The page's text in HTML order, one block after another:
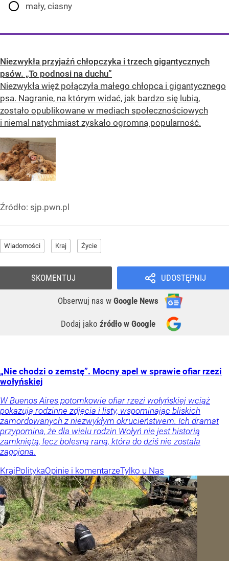
mały, ciasny
Niezwykła przyjaźń chłopczyka i trzech gigantycznych
psów. „To podnosi na duchu”
Niezwykła więź połączyła małego chłopca i gigantycznego
psa. Nagranie, na którym widać, jak bardzo się lubią,
zostało opublikowane w mediach społecznościowych
i niemal natychmiast zyskało ogromną popularność.
Źródło: sjp.pwn.pl
Wiadomości Kraj Życie
UDOSTĘPNIJ
Obserwuj nas w Google News
Dodaj jako źródło w Google
SKOMENTUJ
„Nie chodzi o zemstę”. Mocny apel w sprawie ofiar rzezi
wołyńskiej
W Buenos Aires potomkowie ofiar rzezi wołyńskiej wciąż
pokazują rodzinne zdjęcia i listy, wspominając bliskich
zamordowanych z niezwykłym okrucieństwem. Ich dramat
przypomina, że dla wielu rodzin Wołyń nie jest historią
zamkniętą, lecz bolesną raną, która do dziś nie została
zagojona.
KrajPolitykaOpinie i komentarzeTylko u Nas